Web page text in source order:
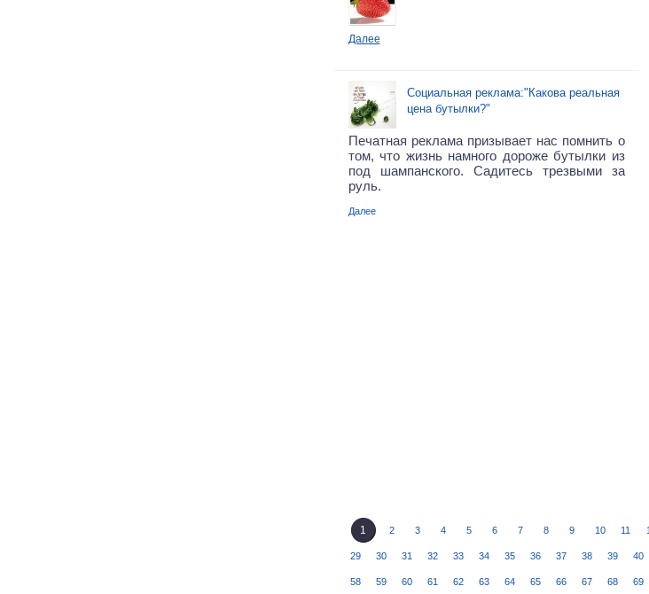
Далее
Социальная реклама:"Какова реальная
цена бутылки?"
Печатная реклама призывает нас помнить о
том, что жизнь намного дороже бутылки из
под шампанского. Садитесь трезвыми за
руль.
Далее
1 2 3 4 5 6 7 8 9 10 11
29 30 31 32 33 34 35 36 37 38 39 40
58 59 60 61 62 63 64 65 66 67 68 69